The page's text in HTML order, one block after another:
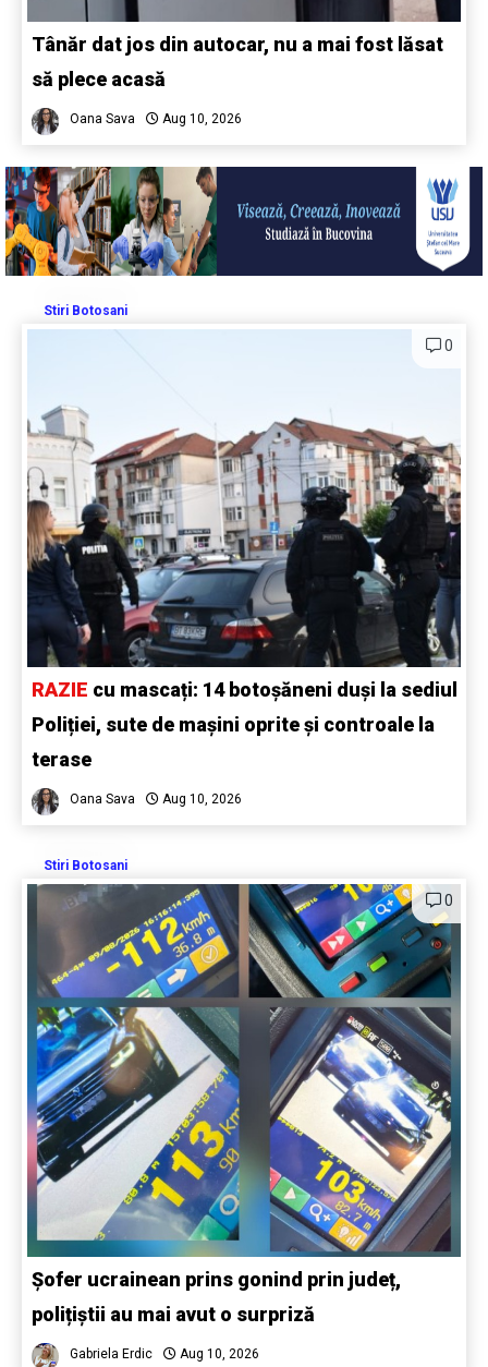
Tânăr dat jos din autocar, nu a mai fost lăsat
să plece acasă
Oana Sava Aug 10, 2026
Stiri Botosani
0
RAZIE cu mascați: 14 botoșăneni duși la sediul
Poliției, sute de mașini oprite și controale la
terase
Oana Sava Aug 10, 2026
Stiri Botosani
0
Șofer ucrainean prins gonind prin județ,
polițiștii au mai avut o surpriză
Gabriela Erdic Aug 10, 2026